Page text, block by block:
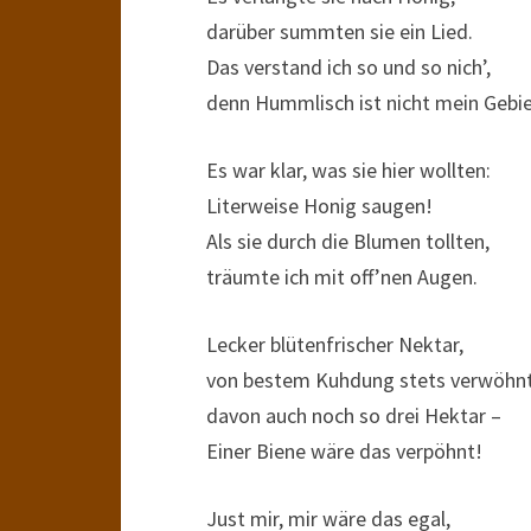
darüber summten sie ein Lied.
Das verstand ich so und so nich’,
denn Hummlisch ist nicht mein
Es war klar, was sie hier wollten:
Literweise Honig saugen!
Als sie durch die Blumen tollten,
träumte ich mit off’nen Augen.
Lecker blütenfrischer Nektar,
von bestem Kuhdung stets
davon auch noch so drei Hektar –
Einer Biene wäre das verpöhnt!
Just mir, mir wäre das egal,